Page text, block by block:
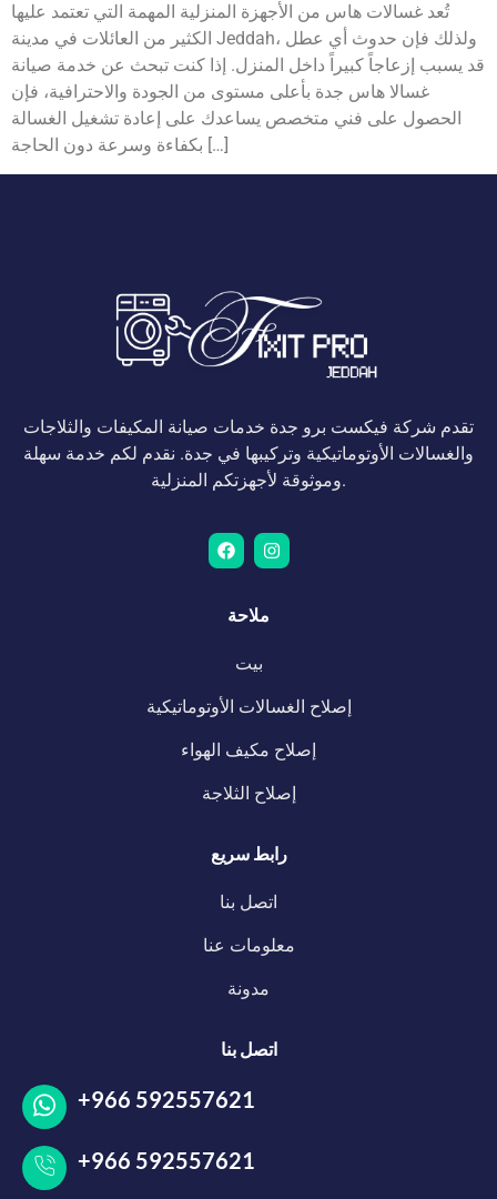
تُعد غسالات هاس من الأجهزة المنزلية المهمة التي تعتمد عليها
الكثير من العائلات في مدينة Jeddah، ولذلك فإن حدوث أي عطل
قد يسبب إزعاجاً كبيراً داخل المنزل. إذا كنت تبحث عن خدمة صيانة
غسالا هاس جدة بأعلى مستوى من الجودة والاحترافية، فإن
الحصول على فني متخصص يساعدك على إعادة تشغيل الغسالة
بكفاءة وسرعة دون الحاجة […]
تقدم شركة فيكست برو جدة خدمات صيانة المكيفات والثلاجات
والغسالات الأوتوماتيكية وتركيبها في جدة. نقدم لكم خدمة سهلة
وموثوقة لأجهزتكم المنزلية.
ملاحة
بيت
إصلاح الغسالات الأوتوماتيكية
إصلاح مكيف الهواء
إصلاح الثلاجة
رابط سريع
اتصل بنا
معلومات عنا
مدونة
اتصل بنا
+966 592557621
+966 592557621